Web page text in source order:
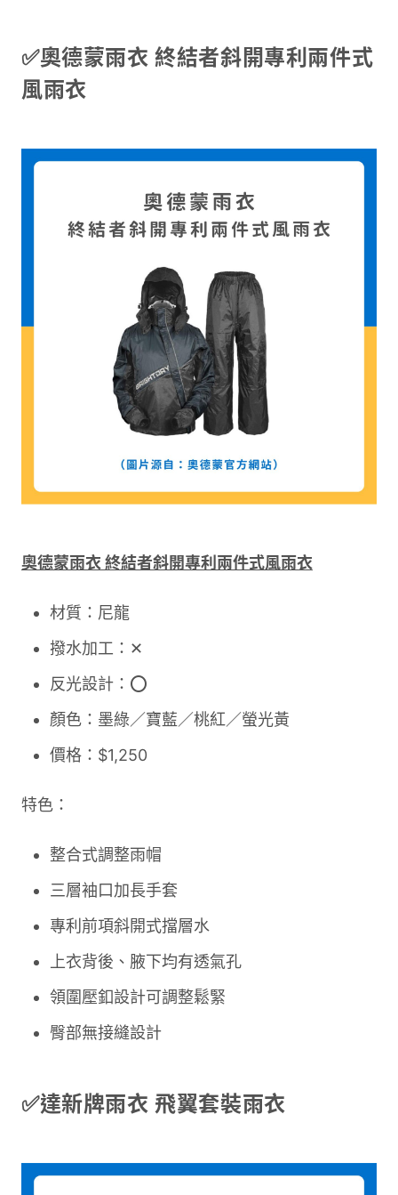
✅奧德蒙雨衣 終結者斜開專利兩件式
風雨衣
奧德蒙雨衣 終結者斜開專利兩件式風雨衣
材質：尼龍
撥水加工：✕
反光設計：⭕
顏色：墨綠／寶藍／桃紅／螢光黃
價格：$1,250
特色：
整合式調整雨帽
三層袖口加長手套
專利前項斜開式擋層水
上衣背後、腋下均有透氣孔
領圍壓釦設計可調整鬆緊
臀部無接縫設計
✅達新牌雨衣 飛翼套裝雨衣